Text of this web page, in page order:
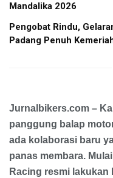
Mandalika 2026
Pengobat Rindu,
Padang Penuh
Jurnalbikers.com –
panggung balap
ada kolaborasi baru
panas membara.
Racing resmi